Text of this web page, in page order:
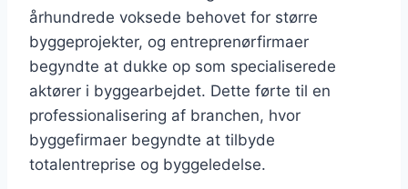
århundrede voksede behovet for større
byggeprojekter, og entreprenørfirmaer
begyndte at dukke op som specialiserede
aktører i byggearbejdet. Dette førte til en
professionalisering af branchen, hvor
byggefirmaer begyndte at tilbyde
totalentreprise og byggeledelse.